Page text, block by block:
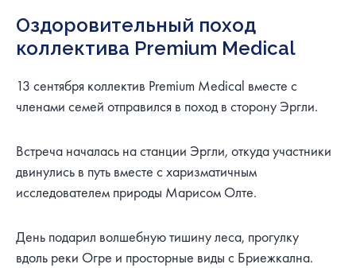
Оздоровительный поход
коллектива Premium Medical
13 сентября коллектив Premium Medical вместе с
членами семей отправился в поход в сторону Эргли.
Встреча началась на станции Эргли, откуда участники
двинулись в путь вместе с харизматичным
исследователем природы Марисом Олте.
День подарил волшебную тишину леса, прогулку
вдоль реки Огре и просторные виды с Бриежкална.